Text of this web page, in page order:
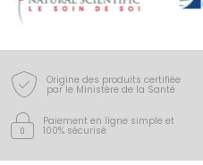
Origine des produits certifiée
par le Ministère de la Santé
Paiement en ligne simple et
100% sécurisé